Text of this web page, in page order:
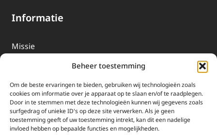
Beheer toestemming
Om de beste ervaringen te bieden, gebruiken wij technologieën zoals
cookies om informatie over je apparaat op te slaan en/of te raadplegen.
Door in te stemmen met deze technologieën kunnen wij gegevens zoals
surfgedrag of unieke ID's op deze site verwerken. Als je geen
toestemming geeft of uw toestemming intrekt, kan dit een nadelige
invloed hebben op bepaalde functies en mogelijkheden.
Informatie
Missie
EWTN-Team
Organisatiegegevens